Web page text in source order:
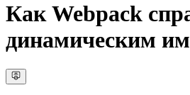
Как Webpack
динамическим